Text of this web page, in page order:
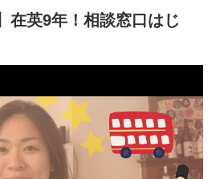
在英9年！相談窓口はじ